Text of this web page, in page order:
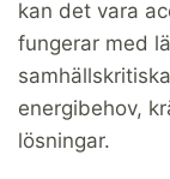
kan det vara
fungerar med
energibehov,
lösningar.